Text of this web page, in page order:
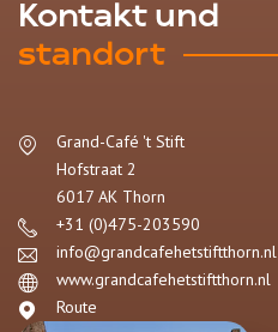
Kontakt und
standort
Grand-Café 't Stift
Hofstraat 2
6017 AK Thorn
+31 (0)475-203590
info@grandcafehetstiftthorn.nl
www.grandcafehetstiftthorn.nl
Route